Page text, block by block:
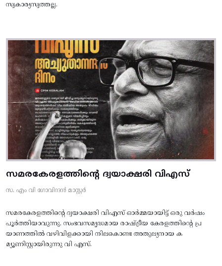
സ്വകാര്യസ്വത്തല്ല.
സമരകേരളത്തിൻ്റെ ദ്വയാക്ഷരി വിഎസ്
സ. എം വി ഗോവിന്ദൻ മാസ്റ്റർ
സമരകേരളത്തിൻ്റെ ദ്വയാക്ഷരി വിഎസ് ഓർമ്മയായിട്ട് ഒരു വർഷം
പൂർത്തിയാവുന്നു. സംഭവസമൃദ്ധമായ രാഷ്ട്രീയ കേരളത്തിന്റെ പ്ര
യാണത്തിൽ വഴിവിളക്കായി നിലകൊണ്ട അതുല്യനായ ക
മ്യൂണിസ്റ്റായിരുന്നു വി എസ്.